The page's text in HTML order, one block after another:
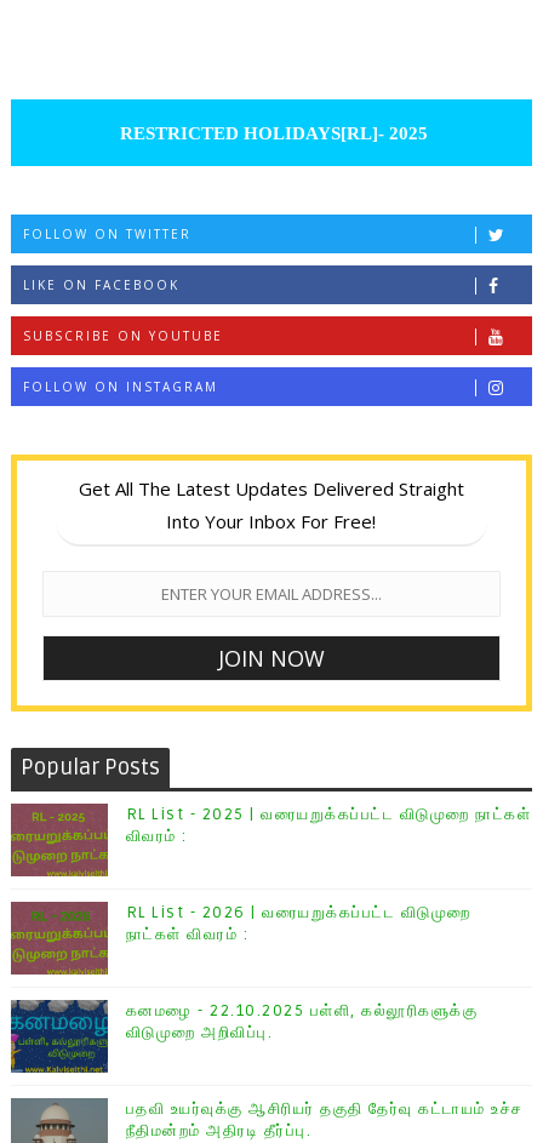
RESTRICTED HOLIDAYS[RL]- 2025
FOLLOW ON TWITTER
LIKE ON FACEBOOK
SUBSCRIBE ON YOUTUBE
FOLLOW ON INSTAGRAM
Get All The Latest Updates Delivered Straight
Into Your Inbox For Free!
Popular Posts
RL List - 2025 | வரையறுக்கப்பட்ட விடுமுறை நாட்கள்
விவரம் :
RL List - 2026 | வரையறுக்கப்பட்ட விடுமுறை
நாட்கள் விவரம் :
கனமழை - 22.10.2025 பள்ளி, கல்லூரிகளுக்கு
விடுமுறை அறிவிப்பு.
பதவி உயர்வுக்கு ஆசிரியர் தகுதி தேர்வு கட்டாயம் உச்ச
நீதிமன்றம் அதிரடி தீர்ப்பு.